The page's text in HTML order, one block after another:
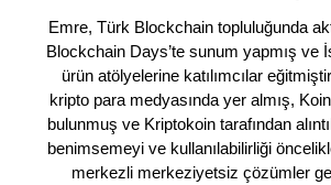
Emre, Türk Blockchain topluluğunda
Blockchain Days’te sunum yapmış ve
ürün atölyelerine katılımcılar
kripto para medyasında yer almış,
bulunmuş ve Kriptokoin tarafından
benimsemeyi ve kullanılabilirliği
merkezli merkeziyetsiz çözümler